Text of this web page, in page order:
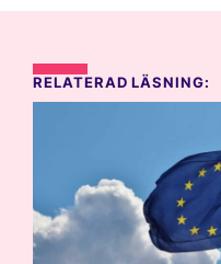
RELATERAD LÄSNING: